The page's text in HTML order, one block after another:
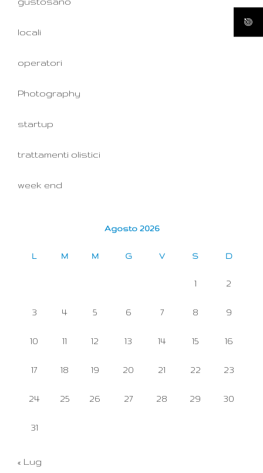
locali
operatori
Photography
startup
trattamenti olistici
week end
Agosto 2026
M M G V S D
1 2
3 4 5 6 7 8 9
10 11 12 13 14 15 16
17 18 19 20 21 22 23
24 25 26 27 28 29 30
31
« Lug